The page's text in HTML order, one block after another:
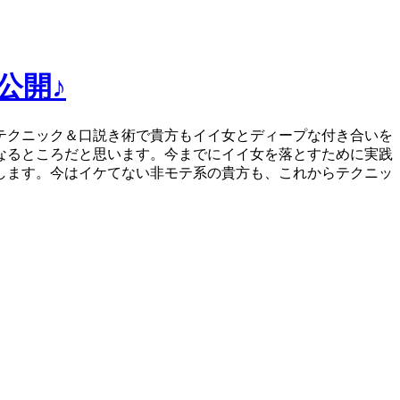
開♪
ニック＆口説き術で貴方もイイ女とディープな付き合いを
ところだと思います。今までにイイ女を落とすために実践
す。今はイケてない非モテ系の貴方も、これからテクニッ